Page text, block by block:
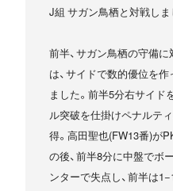
J組 サガン鳥栖と対戦しま
前半、サガン鳥栖の守備
は、サイドで数的優位を
ました。前半5分右サイド
ル突破を仕掛けペナルテ
得。高田聖也(FW13番)が
の後、前半8分に中盤でボ
ンターで失点し、前半は